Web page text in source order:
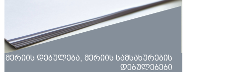
მერიის დებულება, მერიის სამსახურების
დებულებები